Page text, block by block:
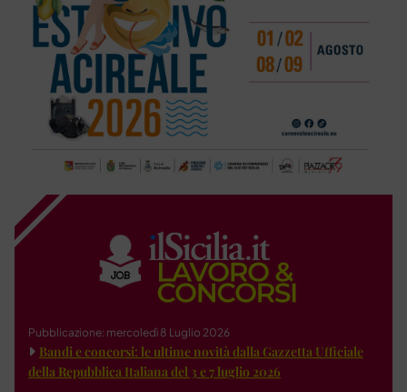
Pubblicazione: mercoledì 8 Luglio 2026
Bandi e concorsi: le ultime novità dalla Gazzetta Ufficiale
della Repubblica Italiana del 3 e 7 luglio 2026